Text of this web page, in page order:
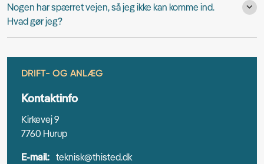
Nogen har spærret vejen, så jeg ikke kan komme ind.
Hvad gør jeg?
DRIFT- OG ANLÆG
Kontaktinfo
Kirkevej 9
7760 Hurup
E-mail: teknisk@thisted.dk